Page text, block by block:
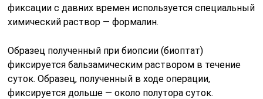
фиксации с давних времен используется специальный
химический раствор — формалин.
Образец полученный при биопсии (биоптат)
фиксируется бальзамическим раствором в течение
суток. Образец, полученный в ходе операции,
фиксируется дольше — около полутора суток.